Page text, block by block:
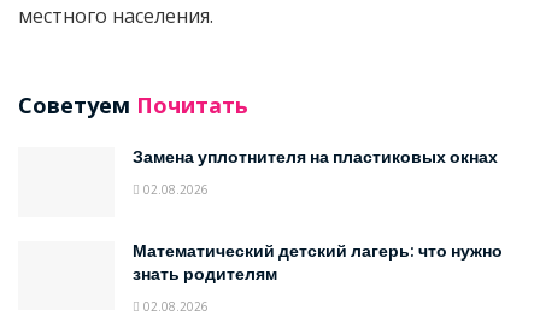
местного населения.
Советуем Почитать
Замена уплотнителя на пластиковых окнах
02.08.2026
Математический детский лагерь: что нужно
знать родителям
02.08.2026